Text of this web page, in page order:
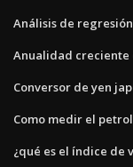
Análisis de
Anualidad
Conversor de yen
Como medir el
¿qué es el índice de